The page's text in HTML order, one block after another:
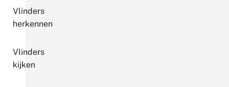
Vlinders
herkennen
Vlinders
kijken